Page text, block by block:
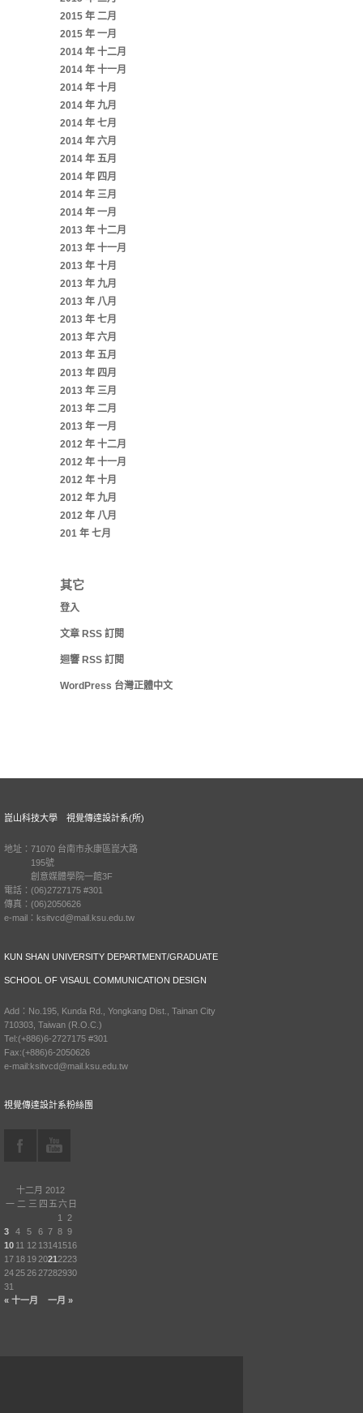
2015 年 二月
2015 年 一月
2014 年 十二月
2014 年 十一月
2014 年 十月
2014 年 九月
2014 年 七月
2014 年 六月
2014 年 五月
2014 年 四月
2014 年 三月
2014 年 一月
2013 年 十二月
2013 年 十一月
2013 年 十月
2013 年 九月
2013 年 八月
2013 年 七月
2013 年 六月
2013 年 五月
2013 年 四月
2013 年 三月
2013 年 二月
2013 年 一月
2012 年 十二月
2012 年 十一月
2012 年 十月
2012 年 九月
2012 年 八月
201 年 七月
其它
登入
文章 RSS 訂閱
迴響 RSS 訂閱
WordPress 台灣正體中文
崑山科技大學 視覺傳達設計系(所)
地址：71070 台南市永康區崑大路
195號
創意媒體學院一館3F
電話：(06)2727175 #301
傳真：(06)2050626
e-mail：ksitvcd@mail.ksu.edu.tw
KUN SHAN UNIVERSITY DEPARTMENT/GRADUATE
SCHOOL OF VISAUL COMMUNICATION DESIGN
Add：No.195, Kunda Rd., Yongkang Dist., Tainan City
710303, Taiwan (R.O.C.)
Tel:(+886)6-2727175 #301
Fax:(+886)6-2050626
e-mail:ksitvcd@mail.ksu.edu.tw
視覺傳達設計系粉絲團
十二月 2012
一 二 三 四 五六 日
« 十一月 一月 »
1
2
3
4 5 6 7 8 9
10 11 12 13141516
17 18 19 20212223
24 25 26 27282930
31